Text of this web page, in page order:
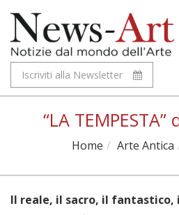
Iscriviti alla Newsletter
“LA
Home Arte Antica
Il reale, il sacro, il